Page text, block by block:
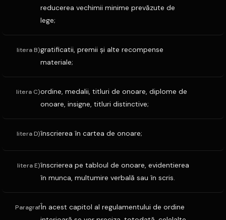
reducerea vechimii minime prevăzute de
lege;
litera B)gratificatii, premii şi alte recompense
materiale;
litera C)ordine, medalii, titluri de onoare, diplome de
onoare, insigne, titluri distinctive;
litera D)înscrierea în cartea de onoare;
litera E)înscrierea pe tabloul de onoare, evidentierea
în munca, multumire verbală sau în scris.
ParagrafÎn acest capitol al regulamentului de ordine